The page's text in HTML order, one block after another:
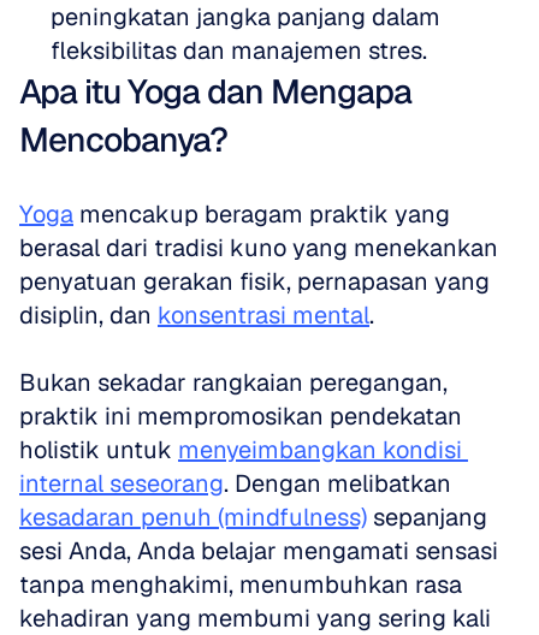
peningkatan jangka panjang dalam
fleksibilitas dan manajemen stres.
Apa itu Yoga dan Mengapa
Mencobanya?
Yoga mencakup beragam praktik yang
berasal dari tradisi kuno yang menekankan
penyatuan gerakan fisik, pernapasan yang
disiplin, dan konsentrasi mental.
Bukan sekadar rangkaian peregangan,
praktik ini mempromosikan pendekatan
holistik untuk menyeimbangkan kondisi
internal seseorang
kesadaran penuh (mindfulness) sepanjang
sesi Anda, Anda belajar mengamati sensasi
tanpa menghakimi, menumbuhkan rasa
kehadiran yang membumi yang sering kali